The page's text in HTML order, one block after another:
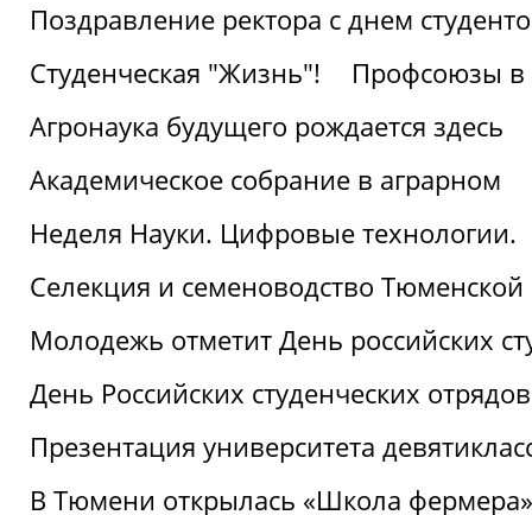
Поздравление ректора с днем
Студенческая "Жизнь"!
Профсоюзы в
Агронаука будущего рождается здесь
Академическое собрание в аграрном
Неделя Науки. Цифровые технологии.
Селекция и семеноводство Тюменской
Молодежь отметит День российских
День Российских студенческих
Презентация университета
В Тюмени открылась «Школа фермера»